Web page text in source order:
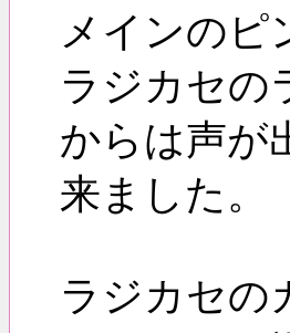
メインのピ
ラジカセの
からは声が
来ました。
ラジカセの